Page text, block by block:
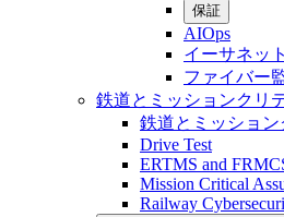
保証
AIOps
イーサネッ
ファイバー
鉄道とミッションクリ
鉄道とミッショ
Drive Test
ERTMS and
Mission Critical
Railway